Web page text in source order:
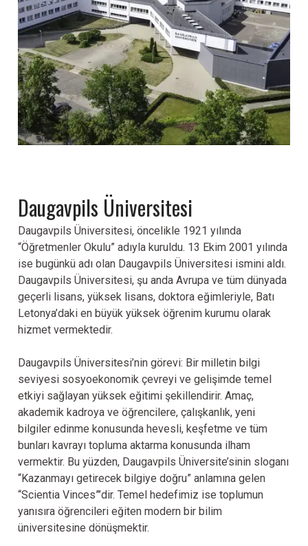
Daugavpils Üniversitesi
Daugavpils Üniversitesi, öncelikle 1921 yılında
“Öğretmenler Okulu” adıyla kuruldu. 13 Ekim 2001 yılında
ise bugünkü adı olan Daugavpils Üniversitesi ismini aldı.
Daugavpils Üniversitesi, şu anda Avrupa ve tüm dünyada
geçerli lisans, yüksek lisans, doktora eğimleriyle, Batı
Letonya’daki en büyük yüksek öğrenim kurumu olarak
hizmet vermektedir.
Daugavpils Üniversitesi’nin görevi: Bir milletin bilgi
seviyesi sosyoekonomik çevreyi ve gelişimde temel
etkiyi sağlayan yüksek eğitimi şekillendirir. Amaç,
akademik kadroya ve öğrencilere, çalışkanlık, yeni
bilgiler edinme konusunda hevesli, keşfetme ve tüm
bunları kavrayı topluma aktarma konusunda ilham
vermektir. Bu yüzden, Daugavpils Üniversite’sinin sloganı
“Kazanmayı getirecek bilgiye doğru” anlamına gelen
“Scientia Vinces”’dir. Temel hedefimiz ise toplumun
yanısıra öğrencileri eğiten modern bir bilim
üniversitesine dönüşmektir.